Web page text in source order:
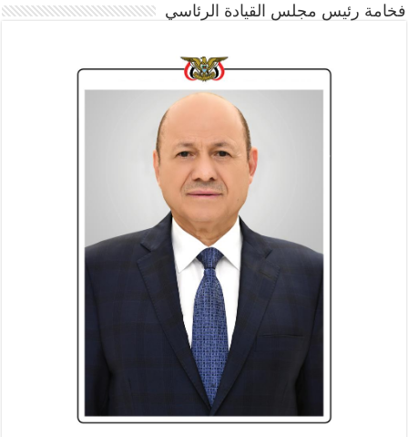
فخامة رئيس مجلس القيادة الرئاسي